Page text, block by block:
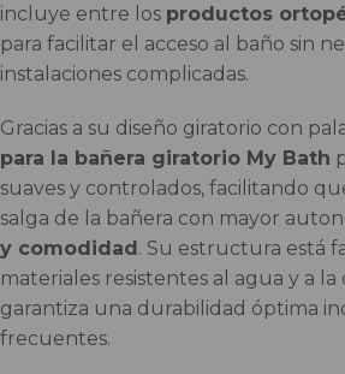
incluye entre los productos
para facilitar el acceso al baño sin
instalaciones complicadas.
Gracias a su diseño giratorio con
para la bañera giratorio My Bath
suaves y controlados, facilitando
salga de la bañera con mayor
y comodidad. Su estructura está
materiales resistentes al agua y a
garantiza una durabilidad óptima
frecuentes.